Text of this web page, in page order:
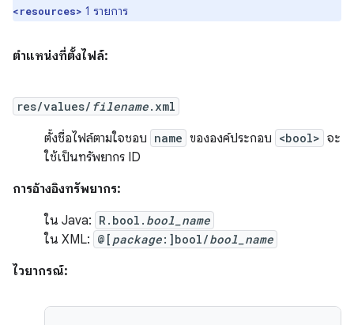
<resources> 1 รายการ
ตำแหน่งที่ตั้งไฟล์:
res/values/ filename.xml
ตั้งชื่อไฟล์ตามใจชอบ name ขององค์ประกอบ <bool> จะ
ใช้เป็นทรัพยากร ID
การอ้างอิงทรัพยากร:
ใน Java: R.bool. bool_name
ใน XML: @[ package:]bool/bool_name
ไวยากรณ์: